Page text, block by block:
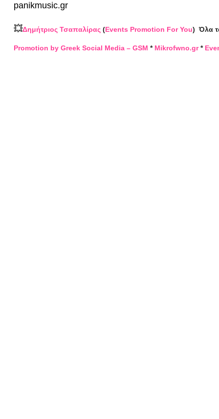
panikmusic.gr
💥Δημήτριος Τσαπαλίρας (Events Promotion For You) Όλα
Promotion by Greek Social Media – GSM * Mikrofwno.gr*